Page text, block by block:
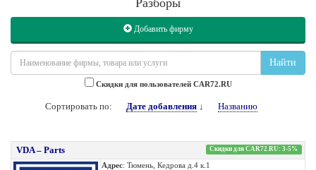
Разборы
Добавить фирму
Найти
Cкидки для пользователей CAR72.RU
Сортировать по: Дате добавления↓ Названию
VDA – Parts Скидки для CAR72.RU: 3-5%
Адрес: Тюмень, Кедрова д.4 к.1